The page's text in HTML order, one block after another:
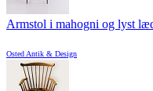
Armstol i mahogni og lyst
Osted Antik & Design